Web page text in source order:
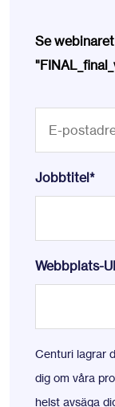
Se
Jobbtitel*
Webbplats-
Centuri lagrar
dig om våra
helst avsäga